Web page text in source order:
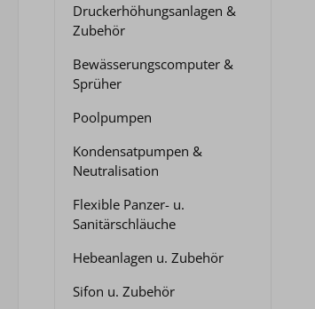
Druckerhöhungsanlagen &
Zubehör
Bewässerungscomputer &
Sprüher
Poolpumpen
Kondensatpumpen &
Neutralisation
Flexible Panzer- u.
Sanitärschläuche
Hebeanlagen u. Zubehör
Sifon u. Zubehör